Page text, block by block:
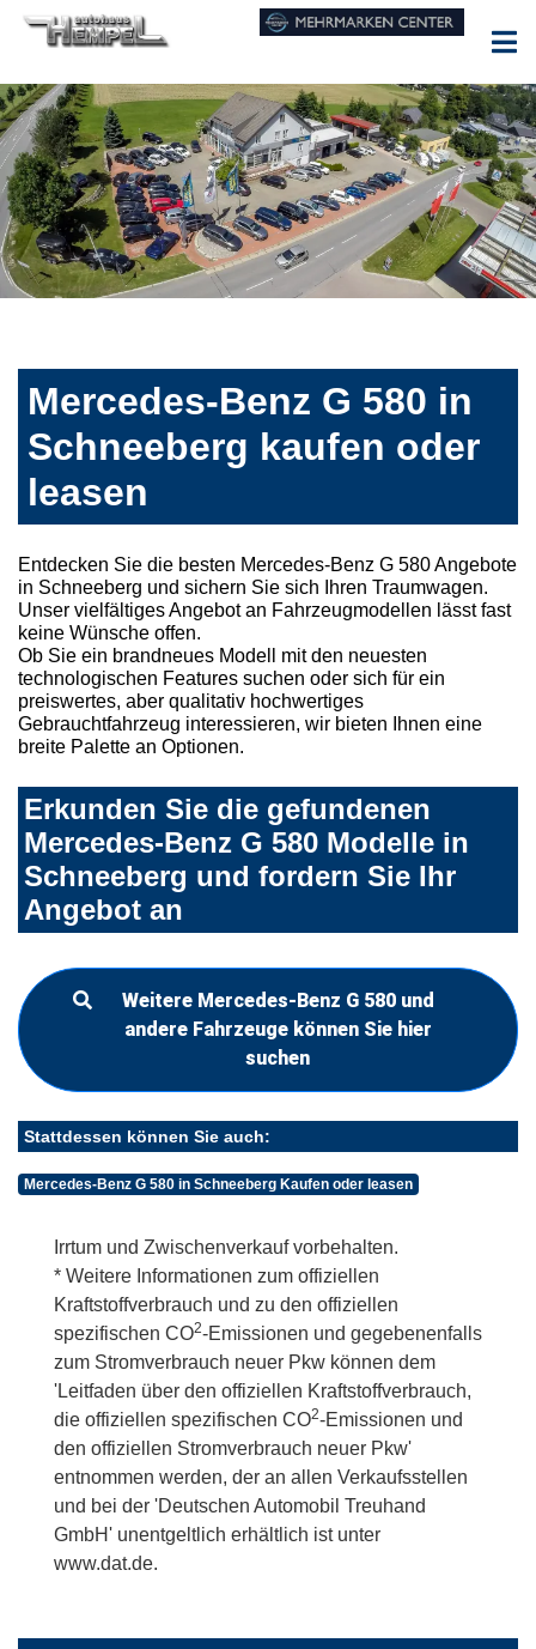
Mercedes-Benz G 580 in
Schneeberg kaufen oder
leasen
Entdecken Sie die besten Mercedes-Benz G 580 Angebote
in Schneeberg und sichern Sie sich Ihren Traumwagen.
Unser vielfältiges Angebot an Fahrzeugmodellen lässt fast
keine Wünsche offen.
Ob Sie ein brandneues Modell mit den neuesten
technologischen Features suchen oder sich für ein
preiswertes, aber qualitativ hochwertiges
Gebrauchtfahrzeug interessieren, wir bieten Ihnen eine
breite Palette an Optionen.
Erkunden Sie die gefundenen
Mercedes-Benz G 580 Modelle in
Schneeberg und fordern Sie Ihr
Angebot an
Weitere Mercedes-Benz G 580 und
andere Fahrzeuge können Sie hier
suchen
Stattdessen können Sie auch:
Mercedes-Benz G 580 in Schneeberg Kaufen oder leasen
Irrtum und Zwischenverkauf vorbehalten.
* Weitere Informationen zum offiziellen
Kraftstoffverbrauch und zu den offiziellen
spezifischen CO2-Emissionen und gegebenenfalls
zum Stromverbrauch neuer Pkw können dem
'Leitfaden über den offiziellen Kraftstoffverbrauch,
die offiziellen spezifischen CO2-Emissionen und
den offiziellen Stromverbrauch neuer Pkw'
entnommen werden, der an allen Verkaufsstellen
und bei der 'Deutschen Automobil Treuhand
GmbH' unentgeltlich erhältlich ist unter
www.dat.de.